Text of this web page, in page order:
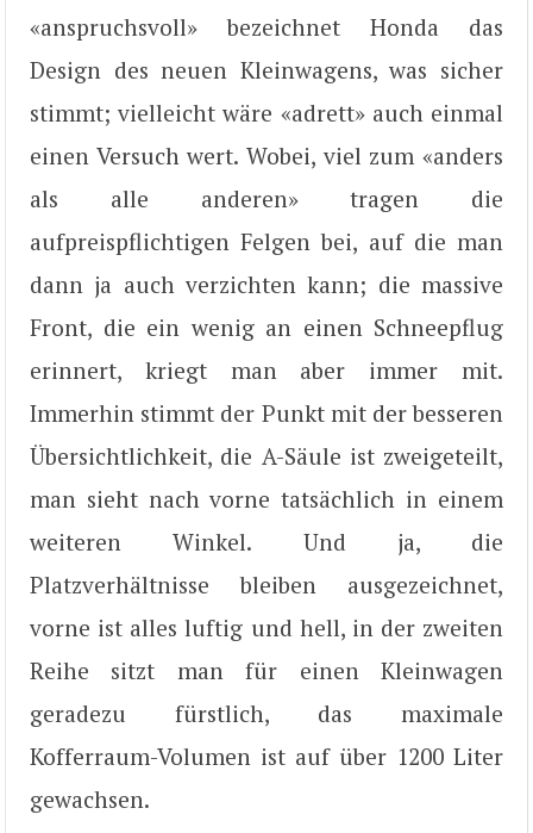
«anspruchsvoll» bezeichnet Honda das
Design des neuen Kleinwagens, was sicher
stimmt; vielleicht wäre «adrett» auch einmal
einen Versuch wert. Wobei, viel zum «anders
als alle anderen» tragen die
aufpreispflichtigen Felgen bei, auf die man
dann ja auch verzichten kann; die massive
Front, die ein wenig an einen Schneepflug
erinnert, kriegt man aber immer mit.
Immerhin stimmt der Punkt mit der besseren
Übersichtlichkeit, die A-Säule ist zweigeteilt,
man sieht nach vorne tatsächlich in einem
weiteren Winkel. Und ja, die
Platzverhältnisse bleiben ausgezeichnet,
vorne ist alles luftig und hell, in der zweiten
Reihe sitzt man für einen Kleinwagen
geradezu fürstlich, das maximale
Kofferraum-Volumen ist auf über 1200 Liter
gewachsen.